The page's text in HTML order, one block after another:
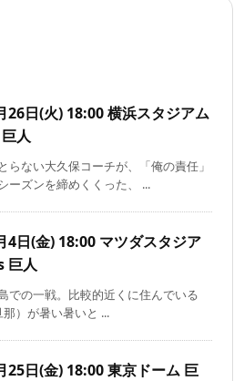
26日(火) 18:00 横浜スタジアム
人
らない大久保コーチが、「俺の責任」
ーズンを締めくくった、 ...
4日(金) 18:00 マツダスタジア
巨人
での一戦。比較的近くに住んでいる
）が暑い暑いと ...
25日(金) 18:00 東京ドーム 巨